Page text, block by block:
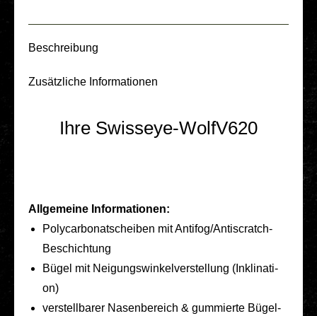
Beschrei­bung
Zusätz­li­che Infor­ma­tio­nen
Ihre Swisseye-WolfV620
All­ge­mei­ne Infor­ma­tio­nen:
Poly­car­bo­nat­schei­ben mit Anti­­fo­­g/An­­tis­­cratch-
Beschich­­tung
Bügel mit Nei­gungs­win­kel­ver­stel­lung (Inkli­na­ti­
on)
ver­stell­ba­rer Nasen­be­reich & gum­mier­te Bügel­